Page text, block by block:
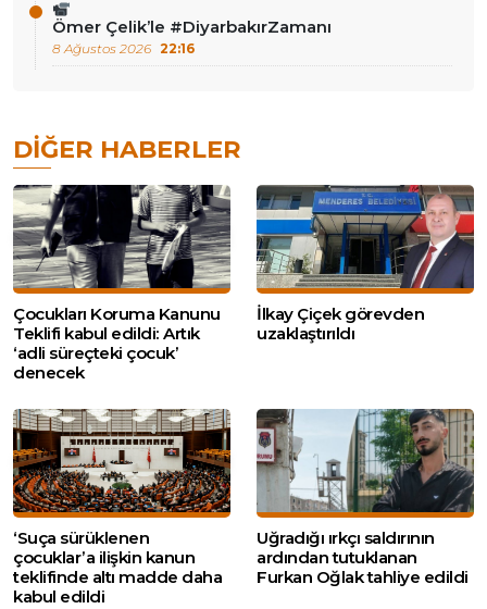
Ömer Çelik’le #DiyarbakırZamanı
8 Ağustos 2026 22:16
DIĞER HABERLER
Çocukları Koruma Kanunu
Teklifi kabul edildi: Artık
‘adli süreçteki çocuk’
denecek
İlkay Çiçek görevden
uzaklaştırıldı
‘Suça sürüklenen
çocuklar’a ilişkin kanun
teklifinde altı madde daha
kabul edildi
Uğradığı ırkçı saldırının
ardından tutuklanan
Furkan Oğlak tahliye edildi